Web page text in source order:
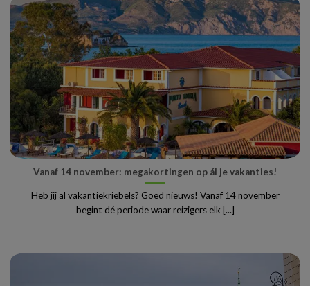
Vanaf 14 november: megakortingen op ál je vakanties!
Heb jij al vakantiekriebels? Goed nieuws! Vanaf 14 november
begint dé periode waar reizigers elk [...]